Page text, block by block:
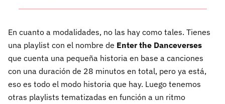
En cuanto a modalidades, no las hay como tales. Tienes
una playlist con el nombre de Enter the Danceverses
que cuenta una pequeña historia en base a canciones
con una duración de 28 minutos en total, pero ya está,
eso es todo el modo historia que hay. Luego tenemos
otras playlists tematizadas en función a un ritmo